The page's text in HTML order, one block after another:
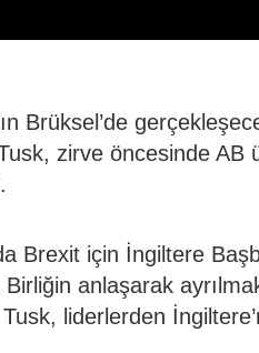
Brüksel’de
zirve öncesinde AB
Brexit için İngiltere
anlaşarak
liderlerden